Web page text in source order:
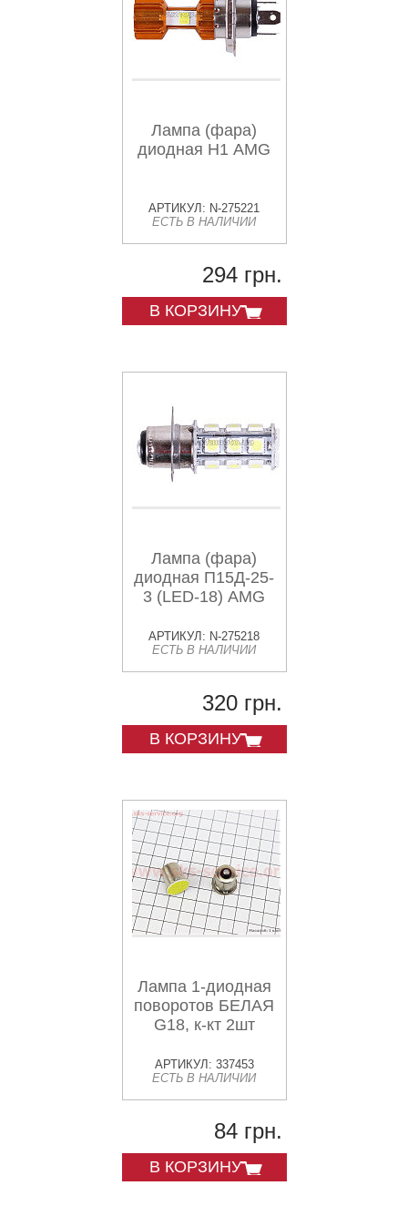
Лампа (фара)
диодная Н1 AMG
АРТИКУЛ: N-275221
ЕСТЬ В НАЛИЧИИ
294 грн.
В КОРЗИНУ
Лампа (фара)
диодная П15Д-25-
3 (LED-18) AMG
АРТИКУЛ: N-275218
ЕСТЬ В НАЛИЧИИ
320 грн.
В КОРЗИНУ
Лампа 1-диодная
поворотов БЕЛАЯ
G18, к-кт 2шт
АРТИКУЛ: 337453
ЕСТЬ В НАЛИЧИИ
84 грн.
В КОРЗИНУ